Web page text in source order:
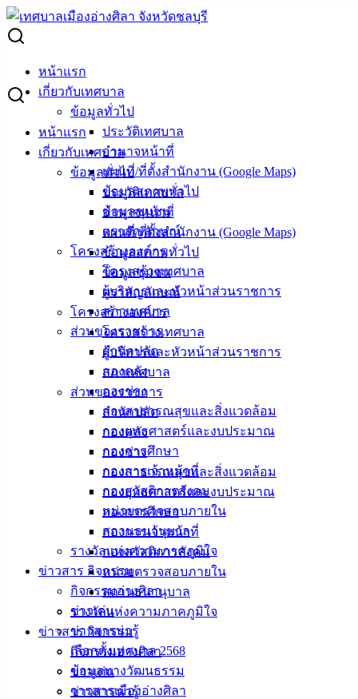
Skip
to
content
หน้าแรก
เกี่ยวกับเทศบาล
ข้อมูลทั่วไป
ประวัติเทศบาล
อำนาจหน้าที่
แผนที่/ที่ตั้งสำนักงาน (Google Maps)
ข้อมูลสภาพทั่วไป
ข้อมูลชุมชน
ตราสัญลักษณ์
โครงสร้างองค์กร
โครงสร้างเทศบาล
ผู้บริหารและหัวหน้าส่วนราชการ
สภาเทศบาล
ส่วนของราชการ
สำนักปลัด
กองคลัง
กองช่าง
กองสาธารณสุขและสิ่งแวดล้อม
กองยุทธศาสตร์และงบประมาณ
กองการศึกษา
กองการเจ้าหน้าที่
กองสวัสดิการสังคม
หน่วยตรวจสอบภายใน
สถานธนานุบาล
รางวัลแห่งความภาคภูมิใจ
ข่าวสาร กิจกรรม
กิจกรรมอ่างศิลา
ข่าวเด่น
ข่าวสารน่ารู้
เลือกตั้งเทศบาล 2568
ข้อมูลทางวัฒนธรรม
วารสารเมืองอ่างศิลา
หน้าแรก
เกี่ยวกับเทศบาล
ข้อมูลทั่วไป
ประวัติเทศบาล
อำนาจหน้าที่
แผนที่/ที่ตั้งสำนักงาน (Google Maps)
ข้อมูลสภาพทั่วไป
ข้อมูลชุมชน
ตราสัญลักษณ์
โครงสร้างองค์กร
โครงสร้างเทศบาล
ผู้บริหารและหัวหน้าส่วนราชการ
สภาเทศบาล
ส่วนของราชการ
สำนักปลัด
กองคลัง
กองช่าง
กองสาธารณสุขและสิ่งแวดล้อม
กองยุทธศาสตร์และงบประมาณ
กองการศึกษา
กองการเจ้าหน้าที่
กองสวัสดิการสังคม
หน่วยตรวจสอบภายใน
สถานธนานุบาล
รางวัลแห่งความภาคภูมิใจ
ข่าวสาร กิจกรรม
กิจกรรมอ่างศิลา
ข่าวเด่น
ข่าวสารน่ารู้
Search
กรมธนารักษ์พื้นที่ชลบุรี ประกาศ เรื่อง การเช่าอาคารพัสดุแทน
ผู้เช่าที่ถึงแก่ความตาย
กรมธนารักษ์พื้นที่ชลบุรี ประกาศ เรื่อง การ
เช่าอาคารพัสดุแทนผู้เช่าที่ถึงแก่ความตาย
มิถุนายน 12, 2025มิถุนายน 12, 2025